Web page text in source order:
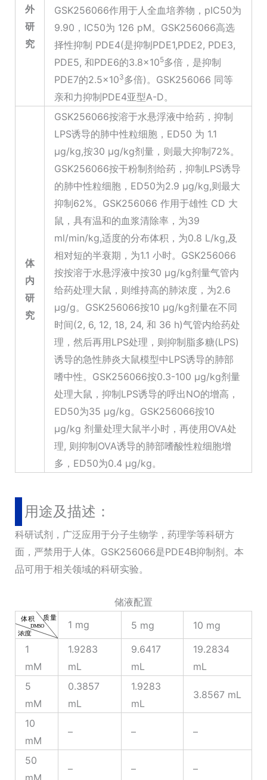
外
研
究
GSK256066作用于人全血培养物，pIC50为
9.90，IC50为 126 pM。GSK256066高选
择性抑制 PDE4(是抑制PDE1,PDE2, PDE3,
PDE5, 和PDE6的3.8×105多倍，是抑制
PDE7的2.5×103多倍)。GSK256066 同等
亲和力抑制PDE4亚型A-D。
体
内
研
究
GSK256066按溶于水悬浮液中给药，抑制
LPS诱导的肺中性粒细胞，ED50 为 1.1
μg/kg,按30 μg/kg剂量，则最大抑制72%。
GSK256066按干粉制剂给药，抑制LPS诱导
的肺中性粒细胞，ED50为2.9 μg/kg,则最大
抑制62%。GSK256066 作用于雄性 CD 大
鼠，具有温和的血浆清除率，为39
ml/min/kg,适度的分布体积，为0.8 L/kg,及
相对短的半衰期，为1.1 小时。GSK256066
按按溶于水悬浮液中按30 μg/kg剂量气管内
给药处理大鼠，则维持高的肺浓度，为2.6
μg/g。GSK256066按10 μg/kg剂量在不同
时间(2, 6, 12, 18, 24, 和 36 h)气管内给药处
理，然后再用LPS处理，则抑制脂多糖(LPS)
诱导的急性肺炎大鼠模型中LPS诱导的肺部
嗜中性。GSK256066按0.3-100 μg/kg剂量
处理大鼠，抑制LPS诱导的呼出NO的增高，
ED50为35 μg/kg。GSK256066按10
μg/kg 剂量处理大鼠半小时，再使用OVA处
理, 则抑制OVA诱导的肺部嗜酸性粒细胞增
多，ED50为0.4 μg/kg。
用途及描述：
科研试剂，广泛应用于分子生物学，药理学等科研方
面，严禁用于人体。GSK256066是PDE4B抑制剂。本
品可用于相关领域的科研实验。
储液配置
1 mg
5 mg
10 mg
1
mM
1.9283
mL
9.6417
mL
19.2834
mL
5
mM
0.3857
mL
1.9283
mL
3.8567 mL
10
mM
– – –
50
mM
– – –